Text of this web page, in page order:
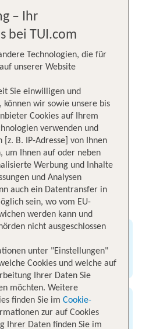
in
kleinen Auszeit? Ein
wenn Du Abstand vom
TUI findest Du ein großes
nach Paris. Bei
einmal zwei Stunden lohnt
Ob allein, mit Deinem
Freunden - Paris ist die
erlebnisreichen und
für Flüge
Paris
– Ihr
bei TUI.com
Technologien, die für
unserer Website
Sie einwilligen und
können wir sowie unsere bis
Cookies auf Ihrem
verwenden und
[z. B. IP-Adresse] von Ihnen
um Ihnen auf oder neben
Werbung und Inhalte
und Analysen
auch ein Datentransfer in
sein, wo vom EU-
werden kann und
nicht ausgeschlossen
unter "Einstellungen"
Cookies und welche auf
Ihrer Daten Sie
möchten. Weitere
finden Sie im Cookie-
zur auf Cookies
Ihrer Daten finden Sie im